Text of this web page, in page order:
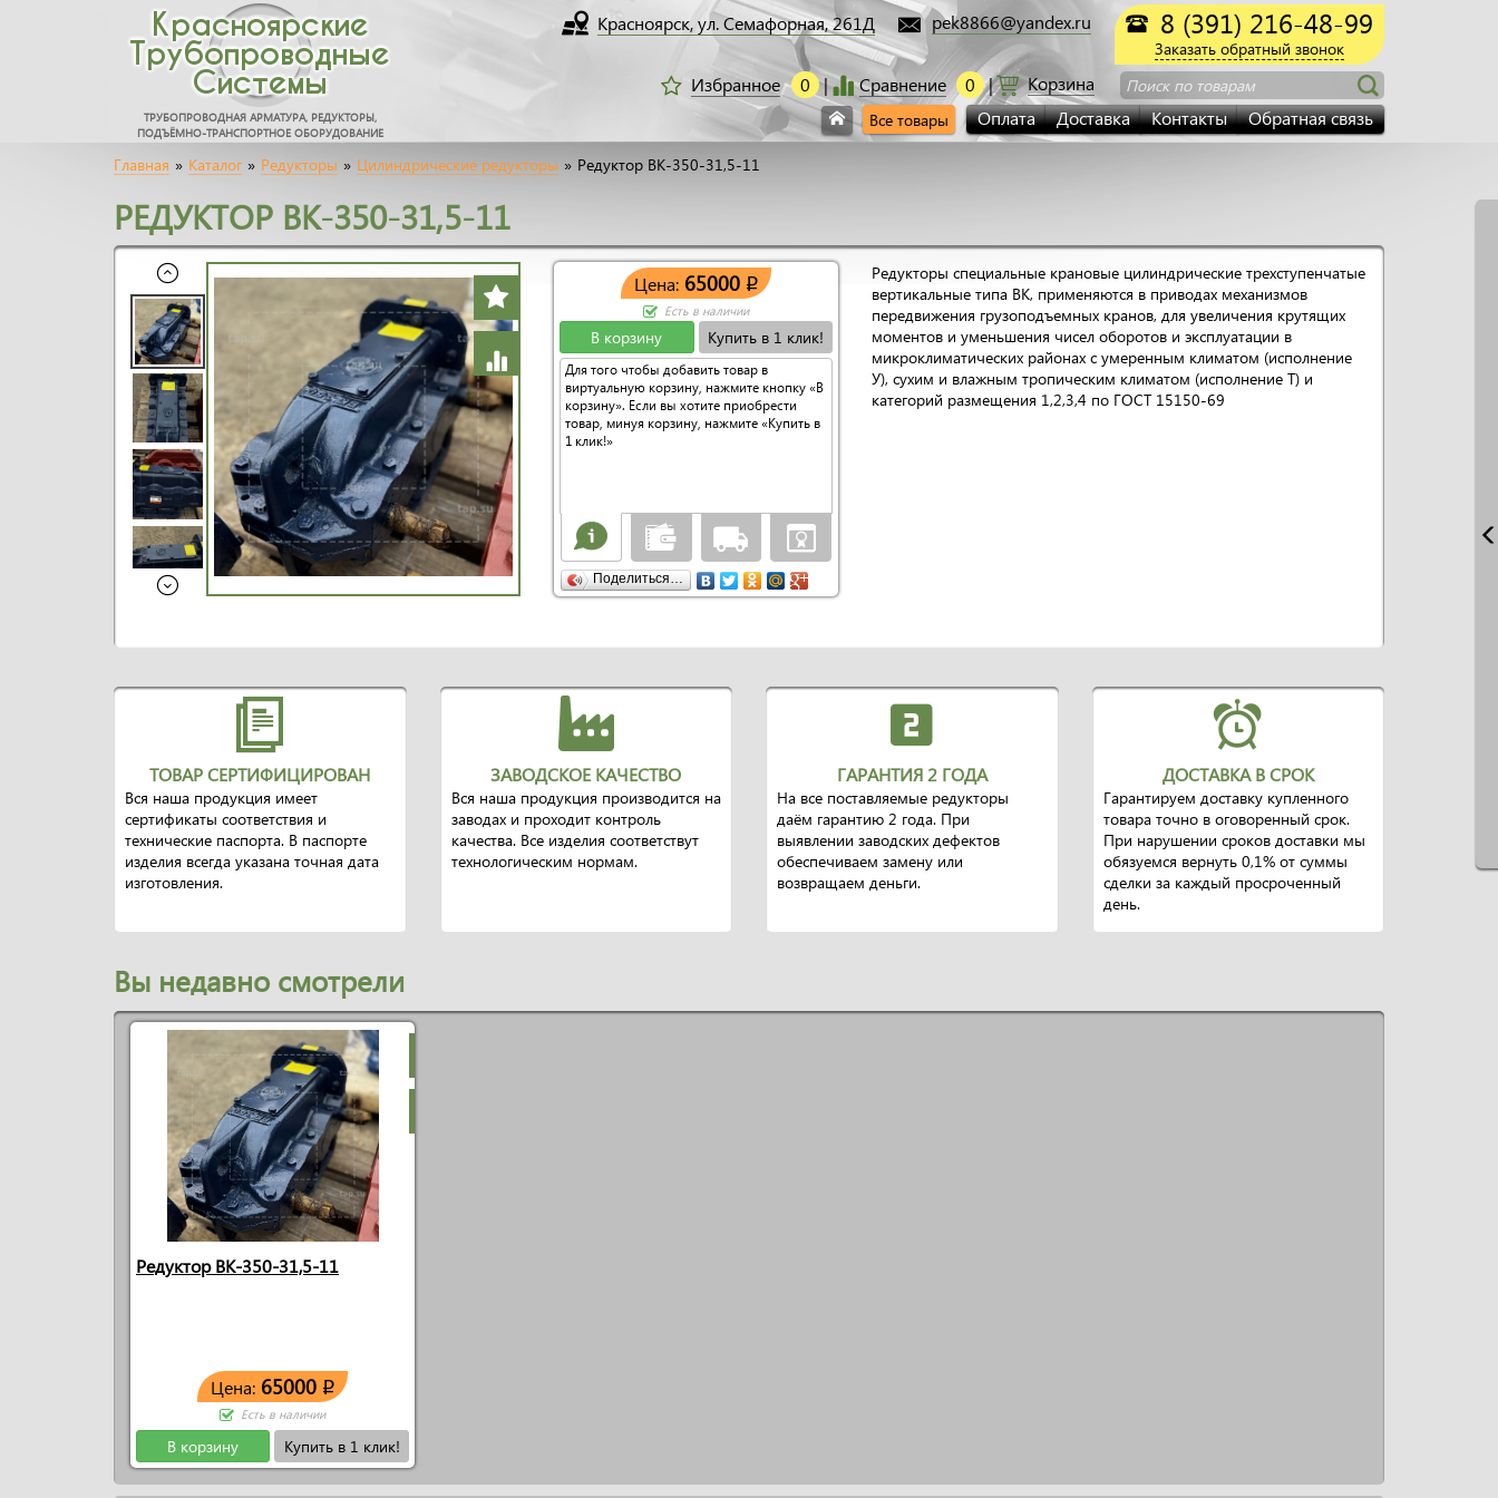
Красноярские
Трубопроводные
Системы
ТРУБОПРОВОДНАЯ АРМАТУРА, РЕДУКТОРЫ,
ПОДЪЁМНО-ТРАНСПОРТНОЕ ОБОРУДОВАНИЕ
8 (391) 216-48-99
Заказать обратный звонок
Красноярск, ул. Семафорная, 261Д pek8866@yandex.ru
Поиск по товарам
Корзина
Сравнение 0
Избранное
0
Оплата
Доставка Контакты Обратная связь
Все товары
Главная » Каталог » Редукторы » Цилиндрические редукторы » Редуктор ВК-350-31,5-11
РЕДУКТОР ВК-350-31,5-11
Цена: 65000 q
Есть в наличии
В корзину Купить в 1 клик!
Для того чтобы добавить товар в
виртуальную корзину, нажмите кнопку «В
корзину». Если вы хотите приобрести
товар, минуя корзину, нажмите «Купить в
1 клик!»
Поделиться…
Редукторы специальные крановые цилиндрические трехступенчатые
вертикальные типа ВК, применяются в приводах механизмов
передвижения грузоподъемных кранов, для увеличения крутящих
моментов и уменьшения чисел оборотов и эксплуатации в
микроклиматических районах с умеренным климатом (исполнение
У), сухим и влажным тропическим климатом (исполнение Т) и
категорий размещения 1,2,3,4 по ГОСТ 15150-69
ТОВАР СЕРТИФИЦИРОВАН
Вся наша продукция имеет
сертификаты соответствия и
технические паспорта. В паспорте
изделия всегда указана точная дата
изготовления.
ЗАВОДСКОЕ КАЧЕСТВО
Вся наша продукция производится на
заводах и проходит контроль
качества. Все изделия соответствут
технологическим нормам.
ГАРАНТИЯ 2 ГОДА
На все поставляемые редукторы
даём гарантию 2 года. При
выявлении заводских дефектов
обеспечиваем замену или
возвращаем деньги.
ДОСТАВКА В СРОК
Гарантируем доставку купленного
товара точно в оговоренный срок.
При нарушении сроков доставки мы
обязуемся вернуть 0,1% от суммы
сделки за каждый просроченный
день.
Вы недавно смотрели
Редуктор ВК-350-31,5-11
Цена: 65000 q
Есть в наличии
В корзину Купить в 1 клик!